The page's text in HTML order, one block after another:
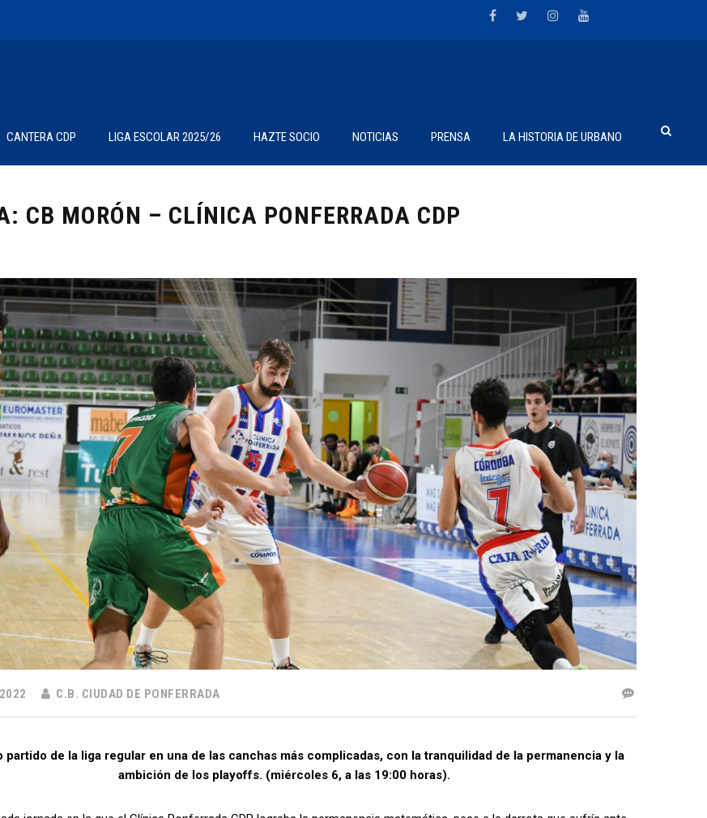
CANTERA CDP LIGA ESCOLAR 2025/26 HAZTE SOCIO NOTICIAS PRENSA LA HISTORIA DE URBANO
CB MORÓN – CLÍNICA PONFERRADA CDP
C.B. CIUDAD DE PONFERRADA
partido de la liga regular en una de las canchas más complicadas, con la tranquilidad de la permanencia y la
ambición de los playoffs. (miércoles 6, a las 19:00 horas).